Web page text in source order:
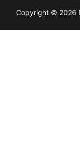
Copyright © 2026